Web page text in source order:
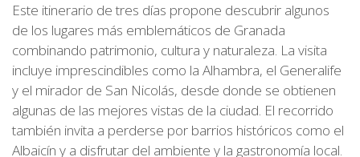
Este itinerario de tres días propone descubrir algunos
de los lugares más emblemáticos de Granada
combinando patrimonio, cultura y naturaleza. La visita
incluye imprescindibles como la Alhambra, el Generalife
y el mirador de San Nicolás, desde donde se obtienen
algunas de las mejores vistas de la ciudad. El recorrido
también invita a perderse por barrios históricos como el
Albaicín y a disfrutar del ambiente y la gastronomía local.